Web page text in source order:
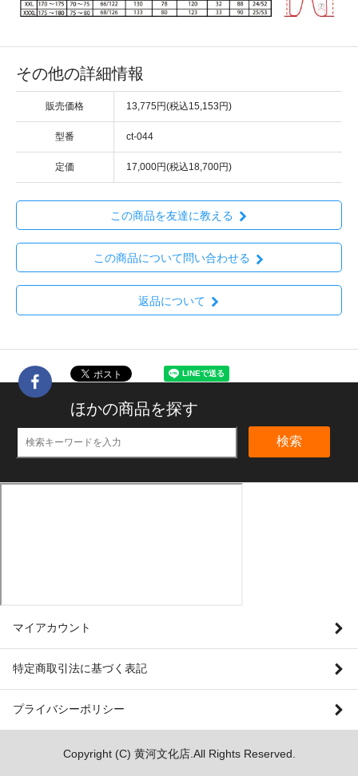
その他の詳細情報
販売価格 13,775円(税込15,153円)
型番 ct-044
定価 17,000円(税込18,700円)
この商品を友達に教える
この商品について問い合わせる
返品について
ほかの商品を探す
検索
マイアカウント
特定商取引法に基づく表記
プライバシーポリシー
Copyright (C) 黄河文化店.All Rights Reserved.